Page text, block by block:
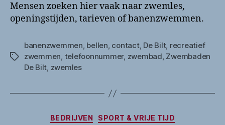
Mensen zoeken hier vaak naar zwemles,
openingstijden, tarieven of banenzwemmen.
Tags
banenzwemmen, bellen, contact, De Bilt, recreatief
zwemmen, telefoonnummer, zwembad, Zwembaden
De Bilt, zwemles
Categorieën
BEDRIJVEN SPORT & VRIJE TIJD